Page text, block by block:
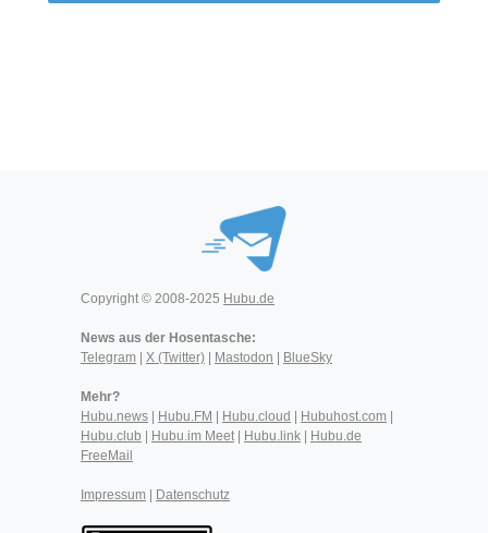
Copyright © 2008-2025 Hubu.de
News aus der Hosentasche:
Telegram
X (Twitter) Mastodon BlueSky
Mehr?
Hubu.news
Hubu.FM Hubu.cloud Hubuhost.com
Hubu.club
Hubu.im Meet| Hubu.link
Hubu.de
FreeMail
Impressum Datenschutz